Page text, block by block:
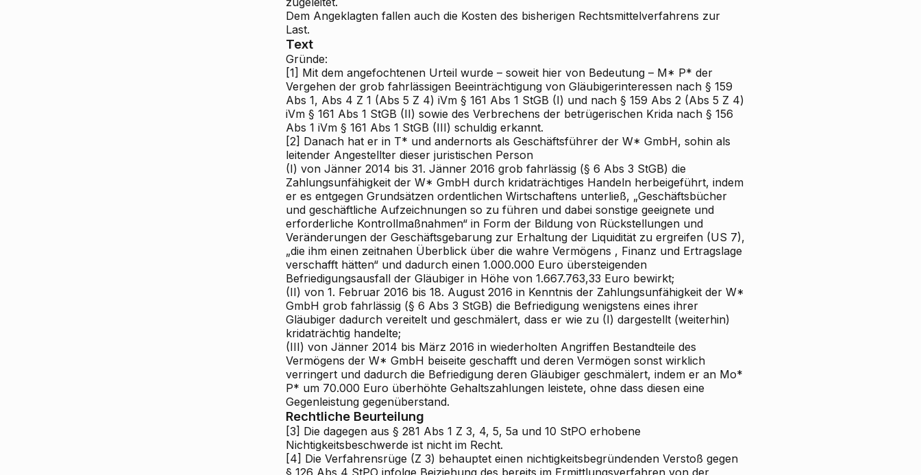
Dem Angeklagten fallen auch die Kosten des bisherigen Rechtsmittelverfahrens zur
Last.
Text
Gründe:
[1] Mit dem angefochtenen Urteil wurde – soweit hier von Bedeutung – M* P* der
Vergehen der grob fahrlässigen Beeinträchtigung von Gläubigerinteressen nach § 159
Abs 1, Abs 4 Z 1 (Abs 5 Z 4) iVm § 161 Abs 1 StGB (I) und nach § 159 Abs 2 (Abs 5 Z 4)
iVm § 161 Abs 1 StGB (II) sowie des Verbrechens der betrügerischen Krida nach § 156
Abs 1 iVm § 161 Abs 1 StGB (III) schuldig erkannt.
[2] Danach hat er in T* und andernorts als Geschäftsführer der W* GmbH, sohin als
leitender Angestellter dieser juristischen Person
(I) von Jänner 2014 bis 31. Jänner 2016 grob fahrlässig (§ 6 Abs 3 StGB) die
Zahlungsunfähigkeit der W* GmbH durch kridaträchtiges Handeln herbeigeführt, indem
er es entgegen Grundsätzen ordentlichen Wirtschaftens unterließ, „Geschäftsbücher
und geschäftliche Aufzeichnungen so zu führen und dabei sonstige geeignete und
erforderliche Kontrollmaßnahmen“ in Form der Bildung von Rückstellungen und
Veränderungen der Geschäftsgebarung zur Erhaltung der Liquidität zu ergreifen (US 7),
„die ihm einen zeitnahen Überblick über die wahre Vermögens , Finanz und Ertragslage
verschafft hätten“ und dadurch einen 1.000.000 Euro übersteigenden
Befriedigungsausfall der Gläubiger in Höhe von 1.667.763,33 Euro bewirkt;
(II) von 1. Februar 2016 bis 18. August 2016 in Kenntnis der Zahlungsunfähigkeit der W*
GmbH grob fahrlässig (§ 6 Abs 3 StGB) die Befriedigung wenigstens eines ihrer
Gläubiger dadurch vereitelt und geschmälert, dass er wie zu (I) dargestellt (weiterhin)
kridaträchtig handelte;
(III) von Jänner 2014 bis März 2016 in wiederholten Angriffen Bestandteile des
Vermögens der W* GmbH beiseite geschafft und deren Vermögen sonst wirklich
verringert und dadurch die Befriedigung deren Gläubiger geschmälert, indem er an Mo*
P* um 70.000 Euro überhöhte Gehaltszahlungen leistete, ohne dass diesen eine
Gegenleistung gegenüberstand.
Rechtliche Beurteilung
[3] Die dagegen aus § 281 Abs 1 Z 3, 4, 5, 5a und 10 StPO erhobene
Nichtigkeitsbeschwerde ist nicht im Recht.
[4] Die Verfahrensrüge (Z 3) behauptet einen nichtigkeitsbegründenden Verstoß gegen
§ 126 Abs 4 StPO infolge Beiziehung des bereits im Ermittlungsverfahren von der